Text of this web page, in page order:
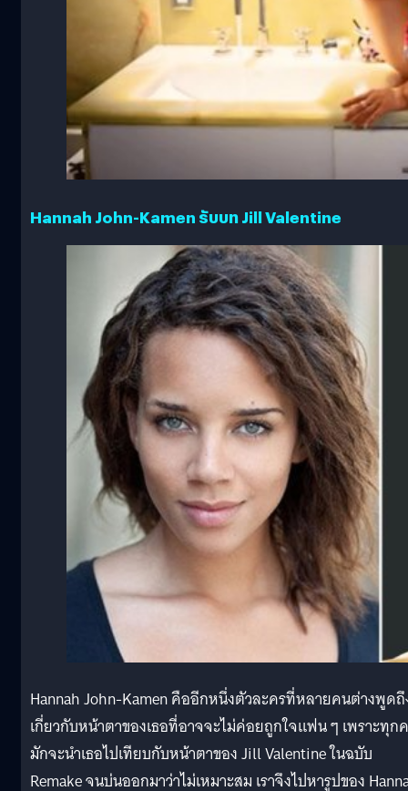
Hannah John-Kamen รับบท Jill Valentine
Hannah John-Kamen คืออีกหนึ่งตัวละครที่หลายคนต่างพูด
เกี่ยวกับหน้าตาของเธอที่อาจจะไม่ค่อยถูกใจแฟน ๆ เพราะทุก
มักจะนำเธอไปเทียบกับหน้าตาของ Jill Valentine ในฉบับ
Remake จนบ่นออกมาว่าไม่เหมาะสม เราจึงไปหารูปของ